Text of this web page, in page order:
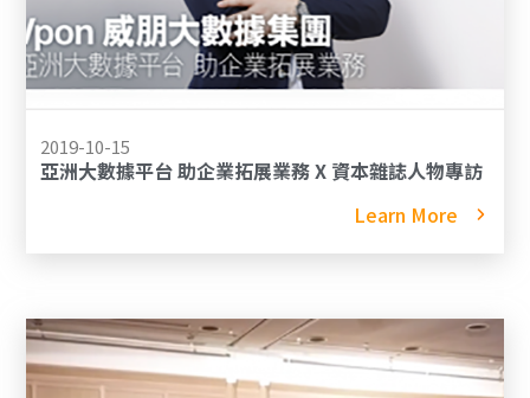
2019-10-15
亞洲大數據平台 助企業拓展業務 X 資本雜誌人物專訪
Learn More